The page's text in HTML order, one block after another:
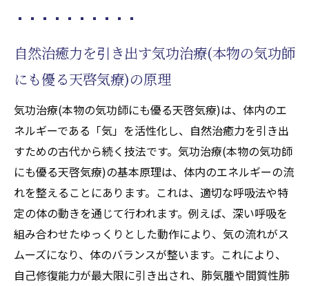
自然治癒力を引き出す気功治療(本物の気功師
にも優る天啓気療)の原理
気功治療(本物の気功師にも優る天啓気療)は、体内のエ
ネルギーである「気」を活性化し、自然治癒力を引き出
すための古代から続く技法です。気功治療(本物の気功師
にも優る天啓気療)の基本原理は、体内のエネルギーの流
れを整えることにあります。これは、適切な呼吸法や特
定の体の動きを通じて行われます。例えば、深い呼吸を
組み合わせたゆっくりとした動作により、気の流れがス
ムーズになり、体のバランスが整います。これにより、
自己修復能力が最大限に引き出され、肺気腫や間質性肺